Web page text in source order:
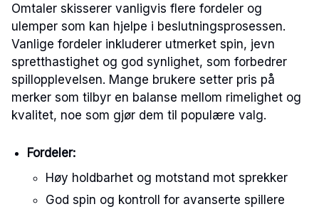
Omtaler skisserer vanligvis flere fordeler og
ulemper som kan hjelpe i beslutningsprosessen.
Vanlige fordeler inkluderer utmerket spin, jevn
spretthastighet og god synlighet, som forbedrer
spillopplevelsen. Mange brukere setter pris på
merker som tilbyr en balanse mellom rimelighet og
kvalitet, noe som gjør dem til populære valg.
Fordeler:
Høy holdbarhet og motstand mot sprekker
God spin og kontroll for avanserte spillere